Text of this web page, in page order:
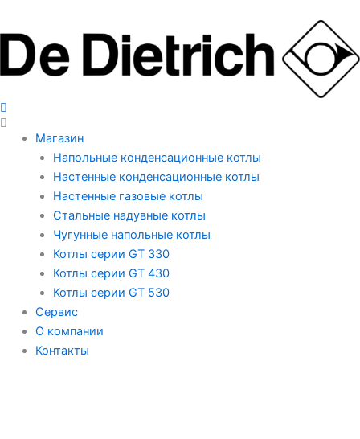
Магазин
Напольные конденсационные котлы
Настенные конденсационные котлы
Настенные газовые котлы
Стальные надувные котлы
Чугунные напольные котлы
Котлы серии GT 330
Котлы серии GT 430
Котлы серии GT 530
Сервис
О компании
Контакты